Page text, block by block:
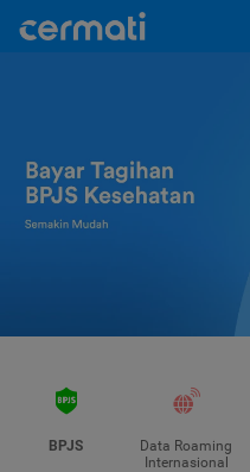
BPJS
Data Roaming
Internasional